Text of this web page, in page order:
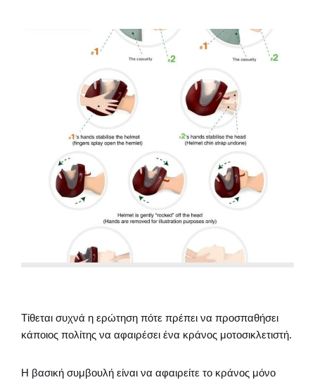
Τίθεται συχνά η ερώτηση πότε πρέπει να προσπαθήσει
κάποιος πολίτης να αφαιρέσει ένα κράνος μοτοσικλετιστή.
Η βασική συμβουλή είναι να αφαιρείτε το κράνος μόνο